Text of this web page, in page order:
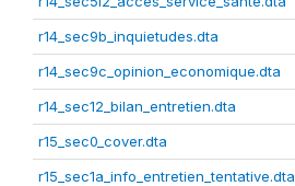
r14_sec9b_inquietudes.dta
r14_sec9c_opinion_economique.dta
r14_sec12_bilan_entretien.dta
r15_sec0_cover.dta
r15_sec1a_info_entretien_tentative.dta